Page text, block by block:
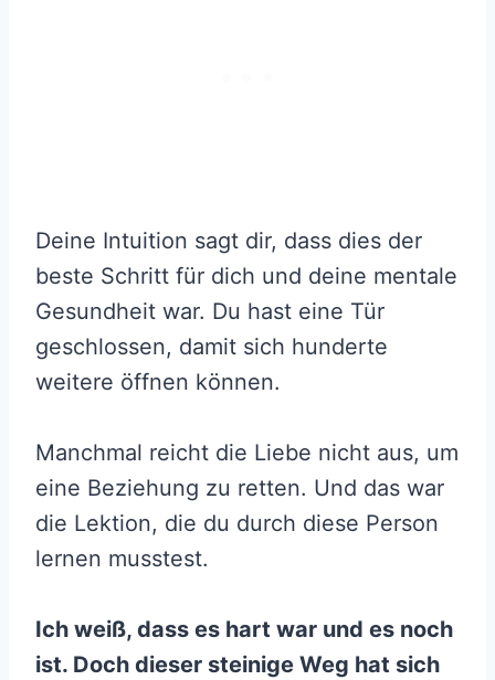
Deine Intuition sagt dir, dass dies der
beste Schritt für dich und deine mentale
Gesundheit war. Du hast eine Tür
geschlossen, damit sich hunderte
weitere öffnen können.
Manchmal reicht die Liebe nicht aus, um
eine Beziehung zu retten. Und das war
die Lektion, die du durch diese Person
lernen musstest.
Ich weiß, dass es hart war und es noch
ist. Doch dieser steinige Weg hat sich